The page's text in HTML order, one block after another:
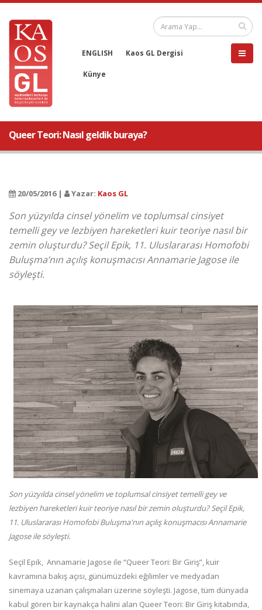
ENGLISH Kaos GL Dergisi
Künye
Queer Teori: Nasıl geldik buraya?
20/05/2016 | Yazar: Kaos GL
Son yüzyılda cinsel yönelim ve toplumsal cinsiyet
temelli gey ve lezbiyen hareketleri kuir teoriye nasıl bir
zemin oluşturdu? Seçil Epik, 11. Uluslararası Homofobi
Buluşma’nın açılış konuşmacısı Annamarie Jagose ile
söyleşti.
Son yüzyılda cinsel yönelim ve toplumsal cinsiyet temelli gey ve
lezbiyen hareketleri kuir teoriye nasıl bir zemin oluşturdu? Seçil Epik,
11. Uluslararası Homofobi Buluşma'nın açılış konuşmacısı Annamarie
Jagose ile söyleşti.
Seçil Epik, Annamarie Jagose ile “Queer Teori: Bir Giriş”, kuir
kavramına bakış açısı, günümüzdeki eğilimler ve medyadan
sinemaya uzanan çalışmaları üzerine söyleşti. Jagose, tüm dünyada
kabul gören bir kaynakça halini alan Queer Teori: Bir Giriş kitabında,